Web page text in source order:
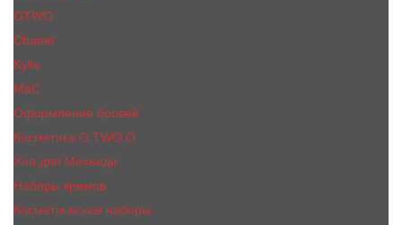
OTWO
Сhanеl
Kylie
MaC
Оформление бровей
Косметика O.TWO.O
Хна для Мехенди
Наборы кремов
Косметические наборы